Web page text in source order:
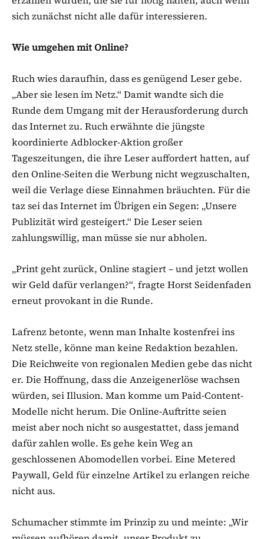
sich zunächst nicht alle dafür interessieren.
Wie umgehen mit Online?
Ruch wies daraufhin, dass es genügend Leser gebe.
„Aber sie lesen im Netz.“ Damit wandte sich die
Runde dem Umgang mit der Herausforderung durch
das Internet zu. Ruch erwähnte die jüngste
koordinierte Adblocker-Aktion großer
Tageszeitungen, die ihre Leser auffordert hatten, auf
den Online-Seiten die Werbung nicht wegzuschalten,
weil die Verlage diese Einnahmen bräuchten. Für die
taz sei das Internet im Übrigen ein Segen: „Unsere
Publizität wird gesteigert.“ Die Leser seien
zahlungswillig, man müsse sie nur abholen.
„Print geht zurück, Online stagiert – und jetzt wollen
wir Geld dafür verlangen?“, fragte Horst Seidenfaden
erneut provokant in die Runde.
Lafrenz betonte, wenn man Inhalte kostenfrei ins
Netz stelle, könne man keine Redaktion bezahlen.
Die Reichweite von regionalen Medien gebe das nicht
er. Die Hoffnung, dass die Anzeigenerlöse wachsen
würden, sei Illusion. Man komme um Paid-Content-
Modelle nicht herum. Die Online-Auftritte seien
meist aber noch nicht so ausgestattet, dass jemand
dafür zahlen wolle. Es gehe kein Weg an
geschlossenen Abomodellen vorbei. Eine Metered
Paywall, Geld für einzelne Artikel zu erlangen reiche
nicht aus.
Schumacher stimmte im Prinzip zu und meinte: „Wir